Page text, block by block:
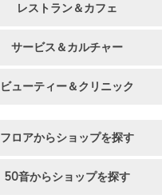
レストラン＆カフェ
サービス＆カルチャー
ビューティー＆クリニック
フロアからショップを探す
50音からショップを探す